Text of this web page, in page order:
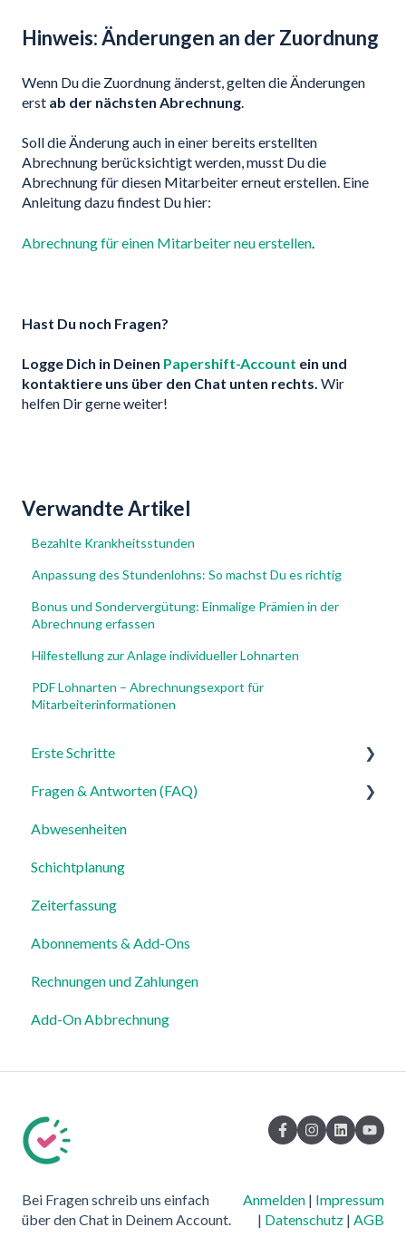
Hinweis: Änderungen an der Zuordnung
Wenn Du die Zuordnung änderst, gelten die Änderungen
erst ab der nächsten Abrechnung.
Soll die Änderung auch in einer bereits erstellten
Abrechnung berücksichtigt werden, musst Du die
Abrechnung für diesen Mitarbeiter erneut erstellen. Eine
Anleitung dazu findest Du hier:
Abrechnung für einen Mitarbeiter neu erstellen.
Hast Du noch Fragen?
Logge Dich in Deinen Papershift-Account ein und
kontaktiere uns über den Chat unten rechts. Wir
helfen Dir gerne weiter!
Verwandte Artikel
Bezahlte Krankheitsstunden
Anpassung des Stundenlohns: So machst Du es richtig
Bonus und Sondervergütung: Einmalige Prämien in der
Abrechnung erfassen
Hilfestellung zur Anlage individueller Lohnarten
PDF Lohnarten – Abrechnungsexport für
Mitarbeiterinformationen
Erste Schritte
Für Admins
Für Mitarbeiter
Einstellungen
Fragen & Antworten (FAQ)
Login, Account & Sicherheit
Mitarbeiterverwaltung
Mitarbeiterprofile & Stammdaten
Standorte & Arbeitsbereiche
Zeiterfassung, Soll-Stunden & Abwesenheiten
Dienstplanung & Spezialfälle
Export
System & Status
Abwesenheiten
Schichtplanung
Zeiterfassung
Abonnements & Add-Ons
Rechnungen und Zahlungen
Add-On Abbrechnung
Bei Fragen schreib uns einfach
über den Chat in Deinem Account.
Anmelden | Impressum
| Datenschutz | AGB